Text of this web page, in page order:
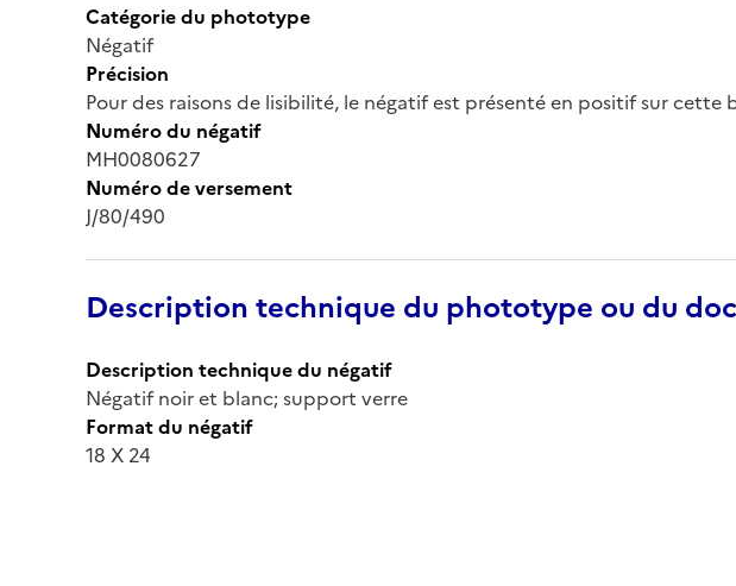
Catégorie du phototype
Négatif
Précision
Pour des raisons de lisibilité, le négatif est présenté en positif sur cette
Numéro du négatif
MH0080627
Numéro de versement
J/80/490
Description technique du phototype ou du
Description technique du négatif
Négatif noir et blanc; support verre
Format du négatif
18 X 24